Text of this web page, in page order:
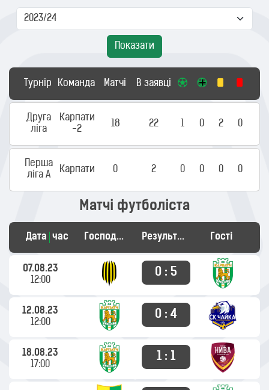
Показати
Турнір Команда Матчі В заявці
Друга
ліга
Карпати
-2
18 22 1 0 2 0
Перша
ліга А
Карпати 0 2 0 0 0 0
Матчі футболіста
Дата час Господарі Результат Гості
07.08.23
12:00
0 : 5
12.08.23
12:00
0 : 4
18.08.23
17:00
1 : 1